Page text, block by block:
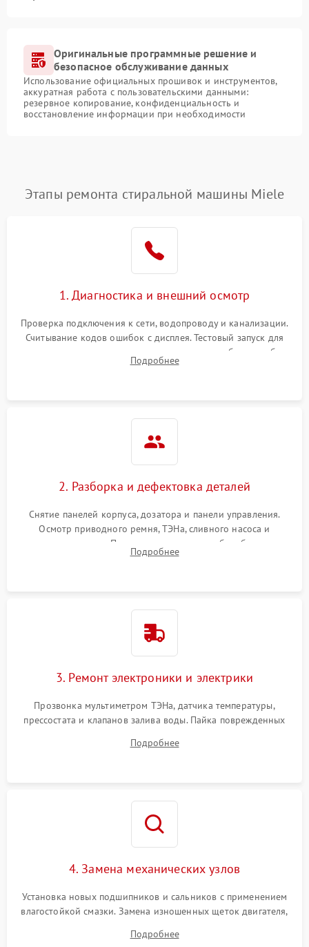
Оригинальные программные решение и
безопасное обслуживание данных
Использование официальных прошивок и инструментов,
аккуратная работа с пользовательскими данными:
резервное копирование, конфиденциальность и
восстановление информации при необходимости
Этапы ремонта стиральной машины Miele
1. Диагностика и внешний осмотр
Проверка подключения к сети, водопроводу и канализации.
Считывание кодов ошибок с дисплея. Тестовый запуск для
выявления посторонних шумов, протечек или сбоев в работе
электронного модуля управления.
Подробнее
2. Разборка и дефектовка деталей
Снятие панелей корпуса, дозатора и панели управления.
Осмотр приводного ремня, ТЭНа, сливного насоса и
амортизаторов. Проверка подшипников барабана и
крестовины на износ, а манжеты люка на разрывы.
Подробнее
3. Ремонт электроники и электрики
Прозвонка мультиметром ТЭНа, датчика температуры,
прессостата и клапанов залива воды. Пайка поврежденных
Восстановление целостности проводки и контактов.
Подробнее
4. Замена механических узлов
Установка новых подшипников и сальников с применением
влагостойкой смазки. Замена изношенных щеток двигателя,
или поврежденной резиновой манжеты.
Подробнее